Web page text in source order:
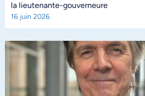
la lieutenante-gouverneure
16 juin 2026